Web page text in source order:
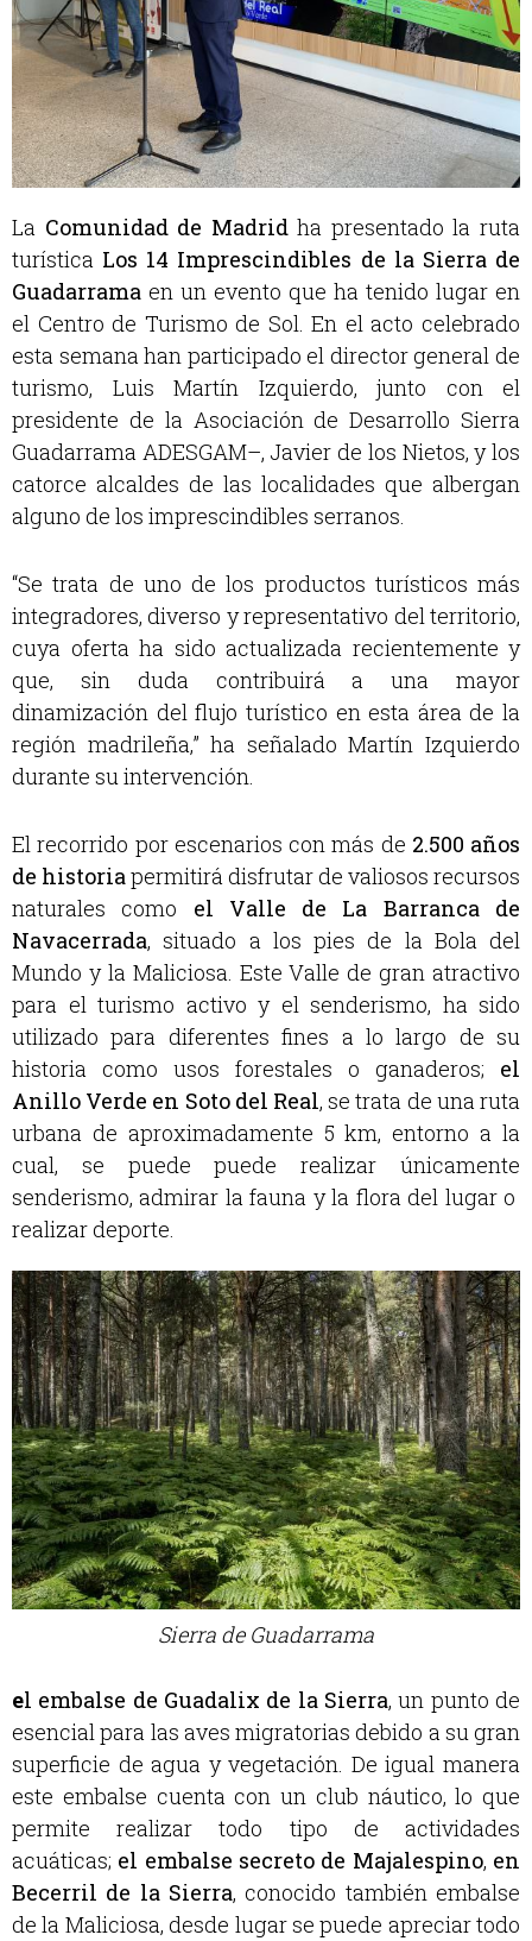
La Comunidad de Madridha presentado la ruta
turística Los 14 Imprescindibles de la Sierra de
Guadarrama en un evento que ha tenido lugar en
el Centro de Turismo de Sol. En el acto celebrado
esta semana han participado el director general de
turismo, Luis Martín Izquierdo, junto con el
presidente de la Asociación de Desarrollo Sierra
Guadarrama ADESGAM–, Javier de los Nietos, y los
catorce alcaldes de las localidades que albergan
alguno de los imprescindibles serranos.
“Se trata de uno de los productos turísticos más
integradores, diverso y representativo del territorio,
cuya oferta ha sido actualizada recientemente y
que, sin duda contribuirá a una mayor
dinamización del flujo turístico en esta área de la
región madrileña,” ha señalado Martín Izquierdo
durante su intervención.
El recorrido por escenarios con más de 2.500 años
de historiapermitirá disfrutar de valiosos recursos
naturales como el
Valle de La Barranca de
Navacerrada, situado a los pies de la Bola del
Mundo y la Maliciosa. Este Valle de gran atractivo
para el turismo activo y el senderismo, ha sido
utilizado para diferentes fines a lo largo de su
historia como usos forestales o ganaderos; el
Anillo Verde en Soto del Real, se trata de una ruta
urbana de aproximadamente 5 km, entorno a la
cual, se puede puede realizar únicamente
senderismo, admirar la fauna y la flora del lugar o
realizar deporte.
Sierra de Guadarrama
el embalse de Guadalix de la Sierra, un punto de
esencial para las aves migratorias debido a su gran
superficie de agua y vegetación. De igual manera
este embalse cuenta con un club náutico, lo que
permite realizar todo tipo de actividades
acuáticas; el embalse secreto de Majalespino, en
Becerril de la Sierra, conocido también embalse
de la Maliciosa, desde lugar se puede apreciar todo